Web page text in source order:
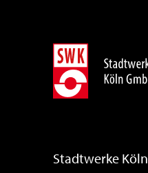
Stadtwerke Köln